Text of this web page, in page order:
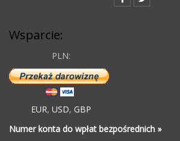
Wsparcie:
PLN:
EUR, USD, GBP
Numer konta do wpłat bezpośrednich »